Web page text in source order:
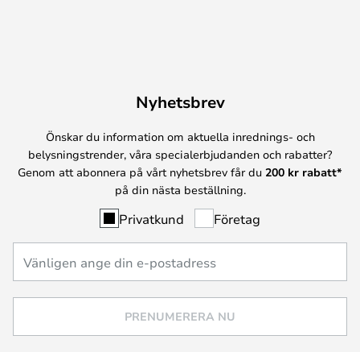
Nyhetsbrev
Önskar du information om aktuella inrednings- och
belysningstrender, våra specialerbjudanden och rabatter?
Genom att abonnera på vårt nyhetsbrev får du 200 kr rabatt*
på din nästa beställning.
Privatkund Företag
PRENUMERERA NU